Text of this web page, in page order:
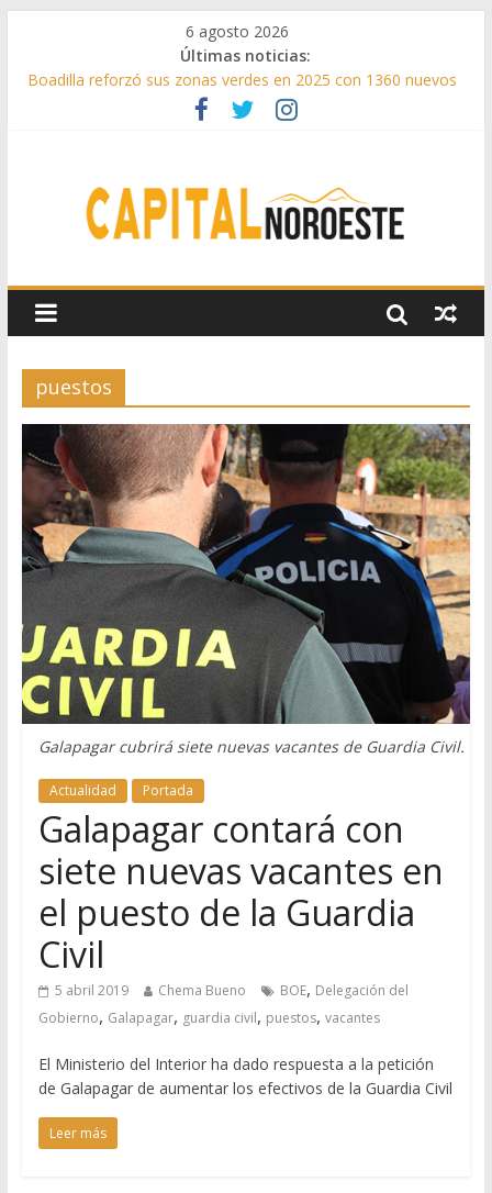
6 agosto 2026
Últimas noticias:
Boadilla reforzó sus zonas verdes en 2025 con 1360 nuevos
árboles, más de 6700 arbustos y 42.000 flores
Guadarrama abre matricula 2026-2027 del Aula de
medidas urgentes para reconstruir la Sierra Oeste
Cerca de 33.000 asistentes en los espectáculos de la
kilos de forraje a las ganaderías afectadas por los incendios
de la Sierra Oeste
puestos
Galapagar cubrirá siete nuevas vacantes de Guardia Civil.
Actualidad Portada
Galapagar contará con
siete nuevas vacantes en
el puesto de la Guardia
Civil
5 abril 2019 Chema Bueno BOE, Delegación del
Gobierno, Galapagar, guardia civil, puestos, vacantes
El Ministerio del Interior ha dado respuesta a la petición
de Galapagar de aumentar los efectivos de la Guardia Civil
Leer más